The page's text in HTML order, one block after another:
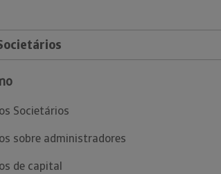
Societários
sobre administradores
de capital